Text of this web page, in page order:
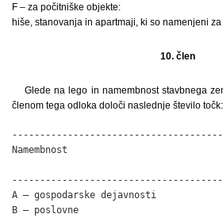
F – za počitniške objekte:
hiše, stanovanja in apartmaji, ki so namenjeni za
10. člen
Glede na lego in namembnost stavbnega
členom tega odloka določi naslednje število točk:
Namembnost
A – gospodarske dejavnosti
B – poslovne